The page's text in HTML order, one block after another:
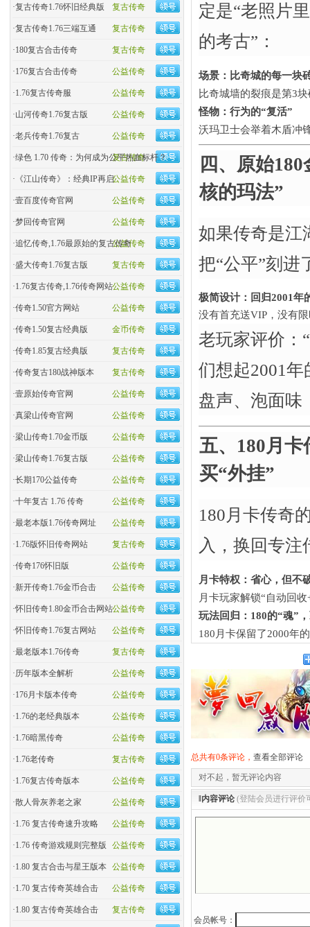
复古传奇
·复古传奇1.76怀旧经典版
复古传奇
·复古传奇1.76三端互通
复古传奇
·180复古合击传奇
公益传奇
·176复古合击传奇
公益传奇
·1.76复古传奇服
公益传奇
·山河传奇1.76复古版
公益传奇
·老兵传奇1.76复古
复古传奇
·绿色 1.70 传奇：为何成为公平热血标杆？
公益传奇
· 《江山传奇》：经典IP再启
公益传奇
·壹百度传奇官网
公益传奇
·梦回传奇官网
公益传奇
·追忆传奇,1.76最原始的复古传奇
复古传奇
·盛大传奇1.76复古版
公益传奇
·1.76复古传奇,1.76传奇网站
公益传奇
·传奇1.50官方网站
金币传奇
·传奇1.50复古经典版
复古传奇
·传奇1.85复古经典版
复古传奇
·传奇复古180战神版本
公益传奇
·壹原始传奇官网
公益传奇
·真梁山传奇官网
公益传奇
·梁山传奇1.70金币版
公益传奇
·梁山传奇1.76复古版
公益传奇
·长期170公益传奇
公益传奇
·十年复古 1.76 传奇
公益传奇
·最老本版1.76传奇网址
复古传奇
·1.76版怀旧传奇网站
公益传奇
·传奇176怀旧版
公益传奇
·新开传奇1.76金币合击
公益传奇
·怀旧传奇1.80金币合击网站
公益传奇
·怀旧传奇1.76复古网站
复古传奇
·最老版本1.76传奇
公益传奇
·历年版本全解析
公益传奇
·176月卡版本传奇
公益传奇
·1.76的老经典版本
公益传奇
·1.76暗黑传奇
复古传奇
·1.76老传奇
公益传奇
·1.76复古传奇版本
公益传奇
·散人骨灰养老之家
公益传奇
·1.76 复古传奇速升攻略
公益传奇
·1.76 传奇游戏规则完整版
公益传奇
·1.80 复古合击与星王版本
公益传奇
·1.70 复古传奇英雄合击
复古传奇
·1.80 复古传奇英雄合击
定是“老照片
的考古”：
场景：比奇城的每一块
比奇城墙的裂痕是第3
怪物：行为的“复活”​
沃玛卫士会举着木盾冲
四、原始
核的玛法”​
如果传奇是
把“公平”刻进
极简设计：回归2001年
没有首充送VIP，没有
老玩家评价：
们想起2001
盘声、泡面味
五、180月
买“外挂”​
180月卡传奇
入，换回专
月卡特权：省心，但不
月卡玩家解锁“自动回
玩法回归：180的“魂”
180月卡保留了2000年
总共有0条评论， 查看全部评论
对不起，暂无评论内容
‖内容评论 (登陆会员进行评价
会员帐号：